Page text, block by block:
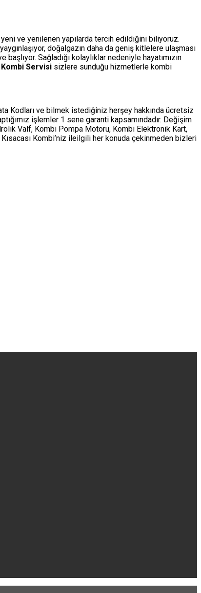
yeni ve yenilenen yapılarda tercih edildiğini biliyoruz.
doğalgazın daha da geniş kitlelere ulaşması
Sağladığı kolaylıklar nedeniyle hayatımızın
Servisi sizlere sunduğu hizmetlerle kombi
Kodları ve bilmek istediğiniz herşey hakkında ücretsiz
işlemler 1 sene garanti kapsamındadır. Değişim
Valf, Kombi Pompa Motoru, Kombi Elektronik Kart,
Kısacası Kombi’niz ileilgili her konuda çekinmeden bizleri